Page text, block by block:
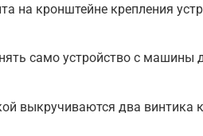
на кронштейне крепления
само устройство с машины
выкручиваются два винтика